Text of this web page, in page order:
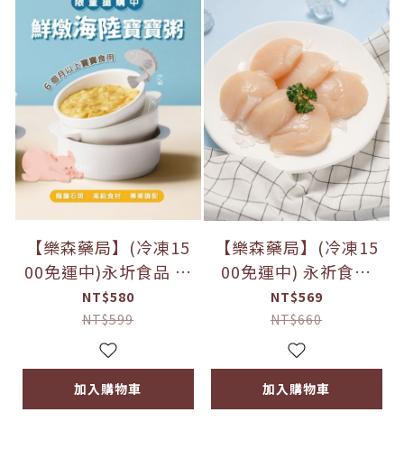
【樂森藥局】(冷凍15
00免運中)永圻食品 鮮
燉海陸寶寶粥(3包入)
6M+
NT$580
NT$599
加入購物車
【樂森藥局】(冷凍15
00免運中) 永祈食品
日本青森縣生食級大干
貝(S)-200g
NT$569
NT$660
加入購物車